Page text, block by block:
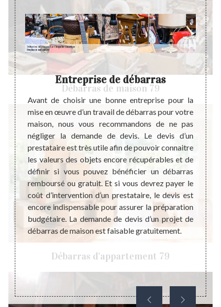
Débarras de maison 79
Débarras d'appartement 79
des
de
une
de
de
Entreprise de débarras
Avant de choisir une bonne entreprise pour la
mise en œuvre d’un travail de débarras pour votre
maison, nous vous recommandons de ne pas
négliger la demande de devis. Le devis d’un
prestataire est très utile afin de pouvoir connaitre
les valeurs des objets encore récupérables et de
définir si vous pouvez bénéficier un débarras
remboursé ou gratuit. Et si vous devrez payer le
coût d’intervention d’un prestataire, le devis est
encore indispensable pour assurer la préparation
budgétaire. La demande de devis d’un projet de
débarras de maison est faisable gratuitement.
ou
si